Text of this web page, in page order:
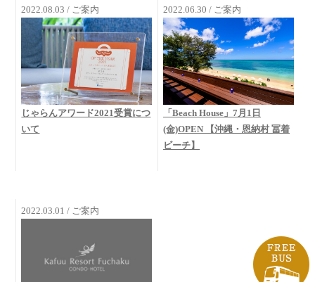
2022.08.03 / ご案内
じゃらんアワード2021受賞につ
いて
2022.06.30 / ご案内
「Beach House」7月1日
(金)OPEN 【沖縄・恩納村 冨着
ビーチ】
2022.03.01 / ご案内